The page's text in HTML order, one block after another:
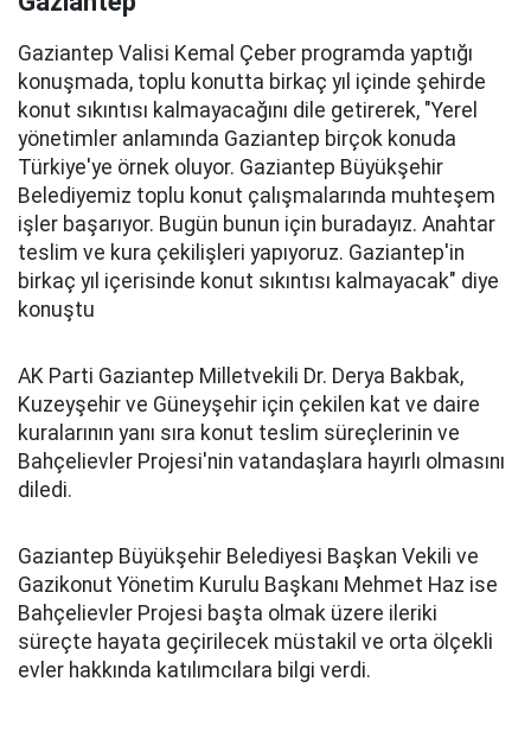
Gaziantep Valisi Kemal Çeber programda yaptığı
konuşmada, toplu konutta birkaç yıl içinde şehirde
konut sıkıntısı kalmayacağını dile getirerek, "Yerel
yönetimler anlamında Gaziantep birçok konuda
Türkiye'ye örnek oluyor. Gaziantep Büyükşehir
Belediyemiz toplu konut çalışmalarında muhteşem
işler başarıyor. Bugün bunun için buradayız. Anahtar
teslim ve kura çekilişleri yapıyoruz. Gaziantep'in
birkaç yıl içerisinde konut sıkıntısı kalmayacak" diye
konuştu
AK Parti Gaziantep Milletvekili Dr. Derya Bakbak,
Kuzeyşehir ve Güneyşehir için çekilen kat ve daire
kuralarının yanı sıra konut teslim süreçlerinin ve
Bahçelievler Projesi'nin vatandaşlara hayırlı olmasını
diledi.
Gaziantep Büyükşehir Belediyesi Başkan Vekili ve
Gazikonut Yönetim Kurulu Başkanı Mehmet Haz ise
Bahçelievler Projesi başta olmak üzere ileriki
süreçte hayata geçirilecek müstakil ve orta ölçekli
evler hakkında katılımcılara bilgi verdi.